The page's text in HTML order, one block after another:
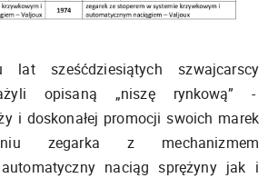
sześćdziesiątych szwajcarscy
opisaną „niszę rynkową” -
i doskonałej promocji swoich marek
zegarka z mechanizmem
naciąg sprężyny jak i